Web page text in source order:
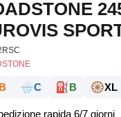
B 🌧️C ⛽B 🛞XL
rapida 6/7 giorni